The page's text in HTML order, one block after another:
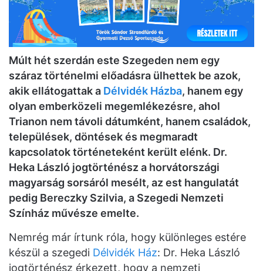
Múlt hét szerdán este Szegeden nem egy
száraz történelmi előadásra ülhettek be azok,
akik ellátogattak a Délvidék Házba, hanem egy
olyan emberközeli megemlékezésre, ahol
Trianon nem távoli dátumként, hanem családok,
települések, döntések és megmaradt
kapcsolatok történeteként került elénk. Dr.
Heka László jogtörténész a horvátországi
magyarság sorsáról mesélt, az est hangulatát
pedig Bereczky Szilvia, a Szegedi Nemzeti
Színház művésze emelte.
Nemrég már írtunk róla, hogy különleges estére
készül a szegedi Délvidék Ház: Dr. Heka László
jogtörténész érkezett, hogy a nemzeti